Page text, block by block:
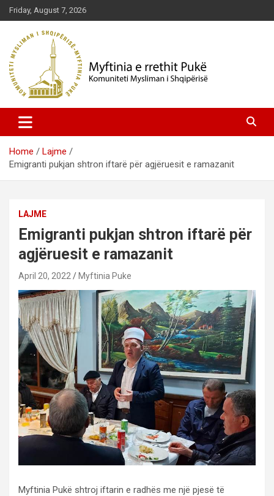
Skip
to
content
Friday, August 7, 2026
Myftinia Pukë | Faqja Zyrtare
Home
Lajme
Emigranti pukjan shtron iftarë për agjëruesit e ramazanit
LAJME
Emigranti pukjan shtron iftarë për
agjëruesit e ramazanit
April 20, 2022 Myftinia Puke
Myftinia Pukë shtroj iftarin e radhës me një pjesë të